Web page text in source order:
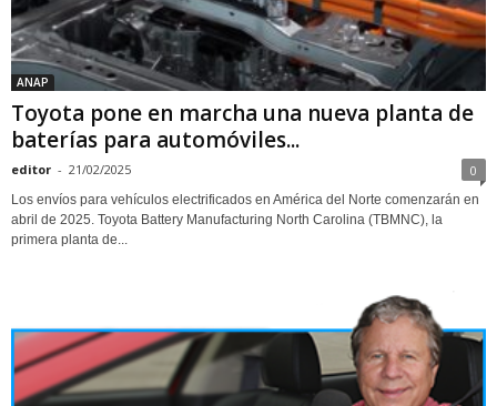
ANAP
Toyota pone en marcha una nueva planta de
baterías para automóviles...
editor - 21/02/2025 0
Los envíos para vehículos electrificados en América del Norte comenzarán en
abril de 2025. Toyota Battery Manufacturing North Carolina (TBMNC), la
primera planta de...